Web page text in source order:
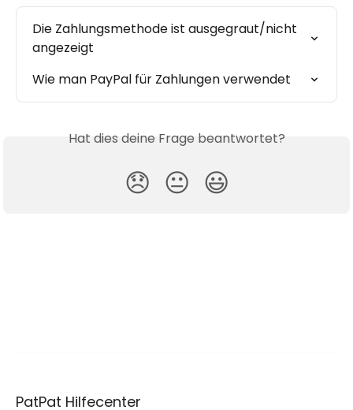
Die Zahlungsmethode ist ausgegraut/nicht
angezeigt
Wie man PayPal für Zahlungen verwendet
Hat dies deine Frage beantwortet?
😞 😐 😃
PatPat Hilfecenter